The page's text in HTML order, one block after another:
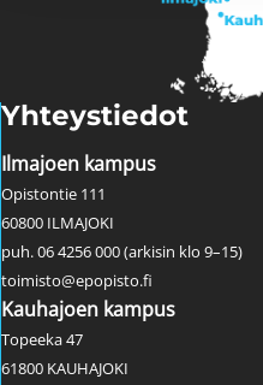
Yhteystiedot
Ilmajoen kampus
Opistontie 111
60800 ILMAJOKI
puh. 06 4256 000 (arkisin klo 9–15)
toimisto@epopisto.fi
Kauhajoen kampus
Topeeka 47
61800 KAUHAJOKI